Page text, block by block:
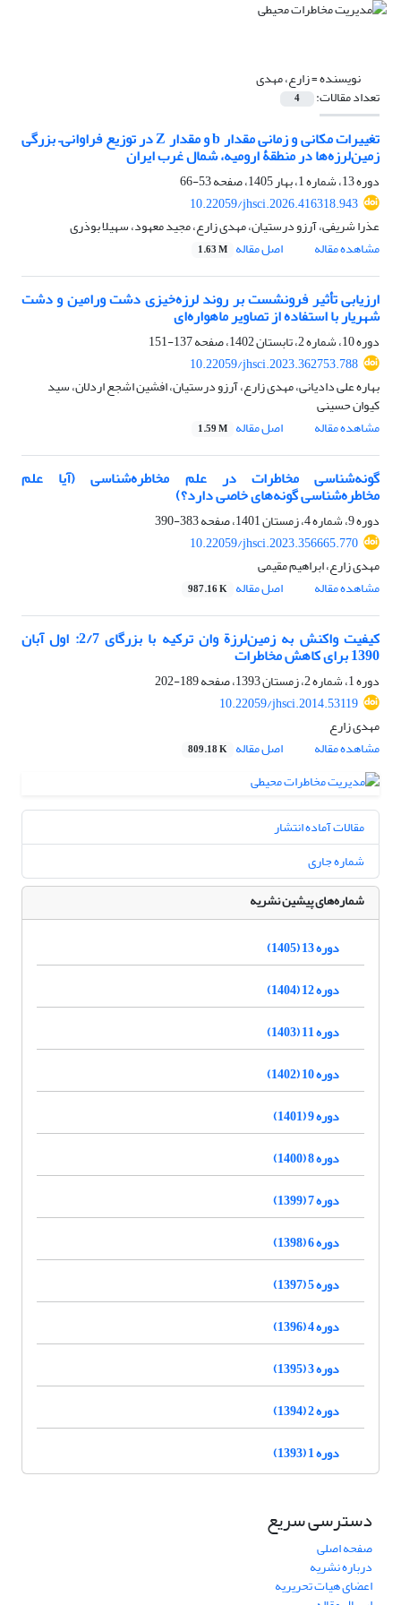
نویسنده =زارع، مهدی
تعداد مقالات: 4
تغییرات مکانی و زمانی مقدار b و مقدار Z در توزیع فراوانی– بزرگی
زمین‌لرزه‌ها در منطقۀ ارومیه، شمال ‌غرب ایران
دوره 13، شماره 1، بهار 1405، صفحه
53-66
10.22059/jhsci.2026.416318.943
عذرا شریفی، آرزو درستیان، مهدی زارع، مجید معهود، سهیلا بوذری
مشاهده مقاله
اصل مقاله 1.63 M
ارزیابی تأثیر فرونشست بر روند لرزه‌خیزی دشت ورامین و دشت
شهریار با استفاده از تصاویر ماهواره‌ای
دوره 10، شماره 2، تابستان 1402، صفحه
137-151
10.22059/jhsci.2023.362753.788
بهاره على دادیانى، مهدی زارع، آرزو درستیان، افشین اشجع اردلان، سید
کیوان حسینی
مشاهده مقاله
اصل مقاله 1.59 M
گونه‌شناسی مخاطرات در علم مخاطره‌شناسی (آیا علم
مخاطره‌شناسی گونه‌های خاصی دارد؟)
دوره 9، شماره 4، زمستان 1401، صفحه
383-390
10.22059/jhsci.2023.356665.770
مهدی زارع، ابراهیم مقیمی
مشاهده مقاله
اصل مقاله 987.16 K
کیفیت واکنش به زمین‌لرزة وان ترکیه با بزرگای 2/7: اول آبان
1390 برای کاهش مخاطرات
دوره 1، شماره 2، زمستان 1393، صفحه
189-202
10.22059/jhsci.2014.53119
مهدی زارع
مشاهده مقاله
اصل مقاله 809.18 K
مقالات آماده انتشار
شماره جاری
شماره‌های پیشین نشریه
دوره 13 (1405)
دوره 12 (1404)
دوره 11 (1403)
دوره 10 (1402)
دوره 9 (1401)
دوره 8 (1400)
دوره 7 (1399)
دوره 6 (1398)
دوره 5 (1397)
دوره 4 (1396)
دوره 3 (1395)
دوره 2 (1394)
دوره 1 (1393)
دسترسی سریع
صفحه اصلی
درباره نشریه
اعضای هیات تحریریه